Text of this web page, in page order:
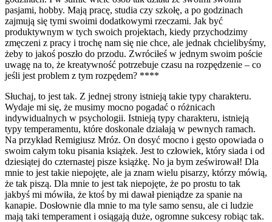
pasjami, hobby. Mają pracę, studia czy szkołę, a po godzinach
zajmują się tymi swoimi dodatkowymi rzeczami. Jak być
produktywnym w tych swoich projektach, kiedy przychodzimy
zmęczeni z pracy i trochę nam się nie chce, ale jednak chcielibyśmy,
żeby to jakoś poszło do przodu. Zwróciłeś w jednym swoim poście
uwagę na to, że kreatywność potrzebuje czasu na rozpędzenie – co
jeśli jest problem z tym rozpędem? ****
Słuchaj, to jest tak. Z jednej strony istnieją takie typy charakteru.
Wydaje mi się, że musimy mocno pogadać o różnicach
indywidualnych w psychologii. Istnieją typy charakteru, istnieją
typy temperamentu, które doskonale działają w pewnych ramach.
Na przykład Remigiusz Mróz. On dosyć mocno i gęsto opowiada o
swoim całym toku pisania książek. Jest to człowiek, który siada i od
dziesiątej do czternastej pisze książkę. No ja bym ześwirował! Dla
mnie to jest takie niepojęte, ale ja znam wielu pisarzy, którzy mówią,
że tak piszą. Dla mnie to jest tak niepojęte, że po prostu to tak
jakbyś mi mówiła, że ktoś by mi dawał pieniądze za spanie na
kanapie. Dosłownie dla mnie to ma tyle samo sensu, ale ci ludzie
mają taki temperament i osiągają duże, ogromne sukcesy robiąc tak.